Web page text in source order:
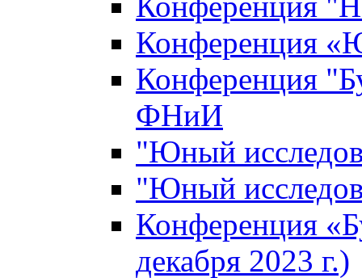
Конференция
Конференция
ФНиИ
"Юный
"Юный
Конференция
декабря 2023 г.)